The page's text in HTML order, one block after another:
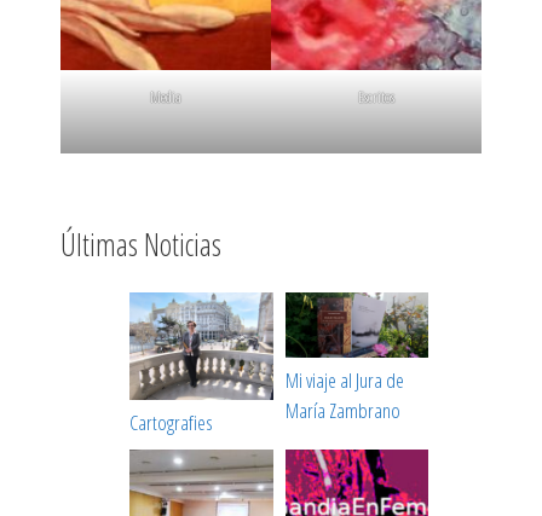
Media Escritos
Últimas Noticias
Cartografies
Mi viaje al Jura de
María Zambrano